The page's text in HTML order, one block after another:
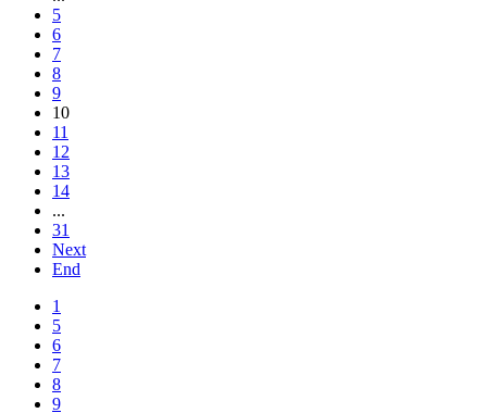
5
6
7
8
9
10
11
12
13
14
...
31
Next
End
1
5
6
7
8
9